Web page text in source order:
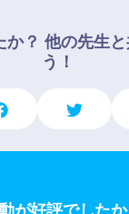
か？ 他の先生
う！